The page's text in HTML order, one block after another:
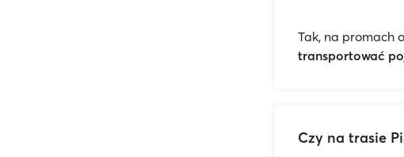
Tak, na promach
transportować
Czy na trasie